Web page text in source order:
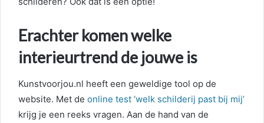
Erachter komen welke
interieurtrend de jouwe is
Kunstvoorjou.nl heeft een geweldige tool op de
website. Met de online test ‘welk schilderij past bij mij’
krijg je een reeks vragen. Aan de hand van de